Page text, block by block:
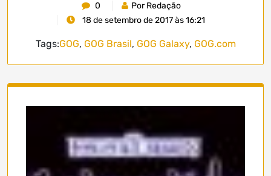
0
Por Redação
18 de setembro de 2017 às 16:21
Tags:GOG, GOG Brasil, GOG Galaxy, GOG.com